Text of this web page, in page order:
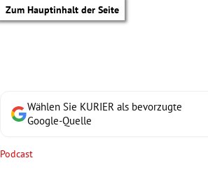
Zum Hauptinhalt der Seite
Wählen Sie KURIER als bevorzugte
Google-Quelle
Podcast